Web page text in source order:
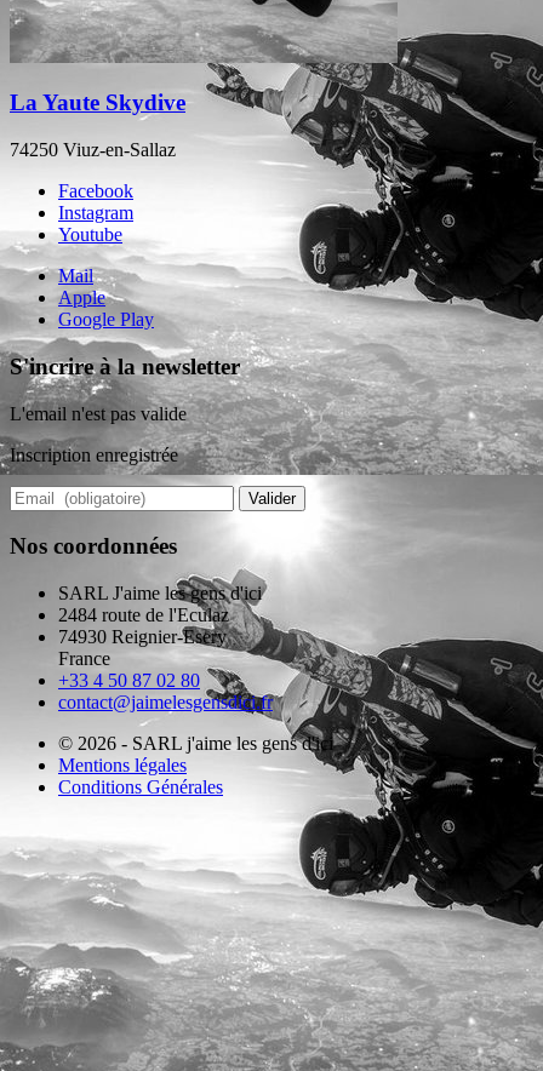
La Yaute Skydive
74250 Viuz-en-Sallaz
Facebook
Instagram
Youtube
Mail
Apple
Google Play
S'incrire à la newsletter
L'email n'est pas valide
Inscription enregistrée
Valider
Nos coordonnées
SARL J'aime les gens d'ici
2484 route de l'Eculaz
74930 Reignier-Esery
France
+33 4 50 87 02 80
contact@jaimelesgensdici.fr
© 2026 - SARL j'aime les gens d'ici
Mentions légales
Conditions Générales